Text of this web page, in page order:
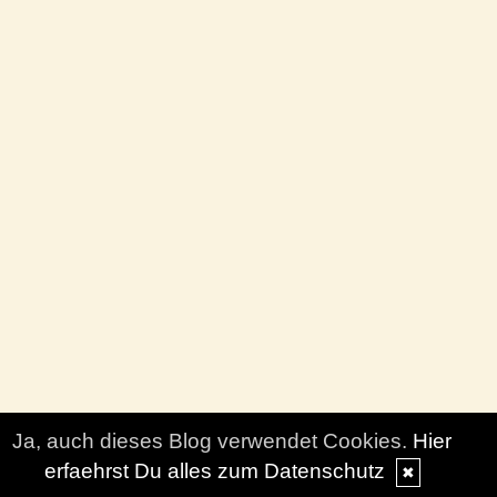
Ja, auch dieses Blog verwendet Cookies. Hier
erfaehrst Du alles zum Datenschutz
✖